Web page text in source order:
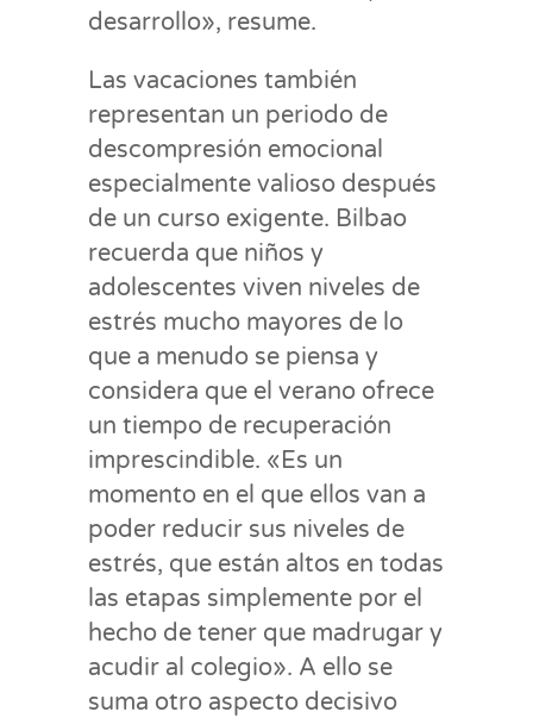
desarrollo», resume.
Las vacaciones también
representan un periodo de
descompresión emocional
especialmente valioso después
de un curso exigente. Bilbao
recuerda que niños y
adolescentes viven niveles de
estrés mucho mayores de lo
que a menudo se piensa y
considera que el verano ofrece
un tiempo de recuperación
imprescindible. «Es un
momento en el que ellos van a
poder reducir sus niveles de
estrés, que están altos en todas
las etapas simplemente por el
hecho de tener que madrugar y
acudir al colegio». A ello se
suma otro aspecto decisivo